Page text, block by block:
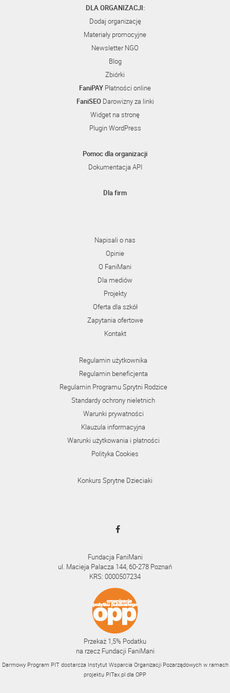
DLA ORGANIZACJI:
Dodaj organizację
Materiały promocyjne
Newsletter NGO
Blog
Zbiórki
FaniPAY Płatności online
FaniSEODarowizny za linki
Widget na stronę
Plugin WordPress
Pomoc dla organizacji
Dokumentacja API
Dla firm
Napisali o nas
Opinie
O FaniMani
Dla mediów
Projekty
Oferta dla szkół
Zapytania ofertowe
Kontakt
Regulamin użytkownika
Regulamin beneficjenta
Regulamin Programu Sprytni Rodzice
Standardy ochrony nieletnich
Warunki prywatności
Klauzula informacyjna
Warunki użytkowania i płatności
Polityka Cookies
Konkurs Sprytne Dzieciaki
Fundacja FaniMani
ul. Macieja Palacza 144, 60-278 Poznań
KRS: 0000507234
Przekaż 1,5% Podatku
na rzecz Fundacji FaniMani
Darmowy Program PIT dostarcza Instytut Wsparcia Organizacji Pozarządowych w ramach
projektu PITax.pl dla OPP